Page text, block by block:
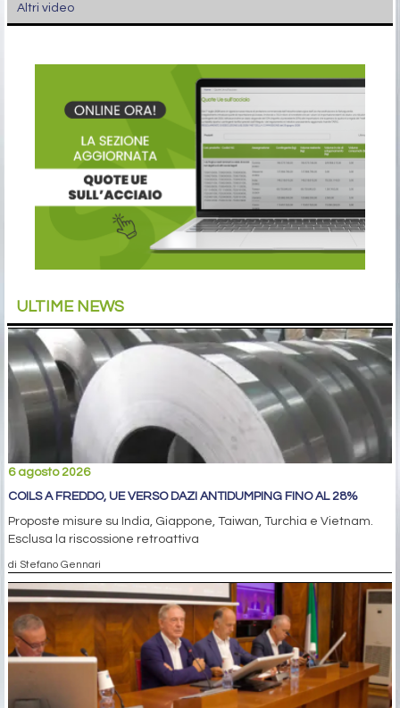
Altri video
ULTIME NEWS
6 agosto 2026
COILS A FREDDO, UE VERSO DAZI ANTIDUMPING FINO AL 28%
Proposte misure su India, Giappone, Taiwan, Turchia e Vietnam.
Esclusa la riscossione retroattiva
di Stefano Gennari